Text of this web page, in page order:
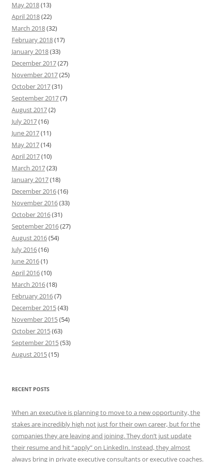
May 2018(13)
April 2018(22)
March 2018(32)
February 2018(17)
January 2018(33)
December 2017(27)
November 2017(25)
October 2017(31)
September 2017(7)
August 2017(2)
July 2017(16)
June 2017(11)
May 2017(14)
April 2017(10)
March 2017(23)
January 2017(18)
December 2016(16)
November 2016(33)
October 2016(31)
September 2016(27)
August 2016(54)
July 2016(16)
June 2016(1)
April 2016(10)
March 2016(18)
February 2016(7)
December 2015(43)
November 2015(54)
October 2015(63)
September 2015(53)
August 2015(15)
RECENT POSTS
When an executive is planning to move to a new opportunity, the
stakes are incredibly high not just for their own career, but for the
companies they are leaving and joining. They don’t just update
their resume and hit “apply” on LinkedIn. Instead, they almost
always bring in private executive consultants or executive coaches.